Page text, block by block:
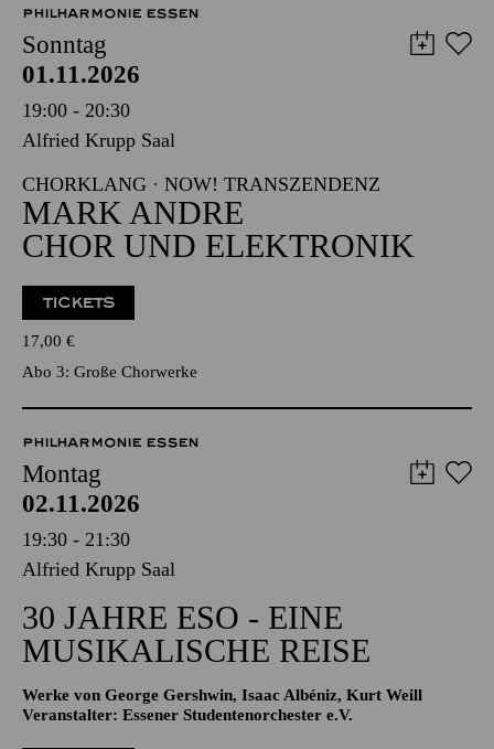
57,00 51,00 42,00 35,00
PHILHARMONIE ESSEN
Sonntag
01.11.2026
19:00 - 20:30
Alfried Krupp Saal
CHORKLANG · NOW! TRANSZENDENZ
MARK ANDRE
CHOR UND ELEKTRONIK
TICKETS
17,00€
Abo 3: Große Chorwerke
PHILHARMONIE ESSEN
Montag
02.11.2026
19:30 - 21:30
Alfried Krupp Saal
30 JAHRE ESO - EINE
MUSIKALISCHE REISE